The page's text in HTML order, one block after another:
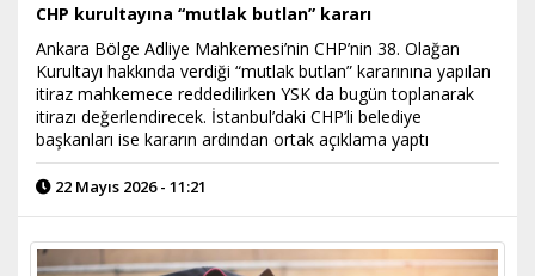
CHP kurultayına “mutlak butlan” kararı
Ankara Bölge Adliye Mahkemesi’nin CHP’nin 38. Olağan
Kurultayı hakkında verdiği “mutlak butlan” kararınına yapılan
itiraz mahkemece reddedilirken YSK da bugün toplanarak
itirazı değerlendirecek. İstanbul’daki CHP’li belediye
başkanları ise kararın ardından ortak açıklama yaptı
22 Mayıs 2026 - 11:21